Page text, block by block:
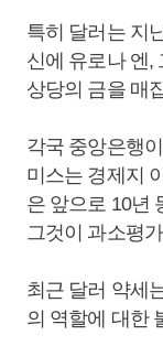
특히 달러는 지
신에 유로나 엔,
상당의 금을 매
각국 중앙은행
미스는 경제지
은 앞으로 10년
그것이 과소평
최근 달러 약세
의 역할에 대한